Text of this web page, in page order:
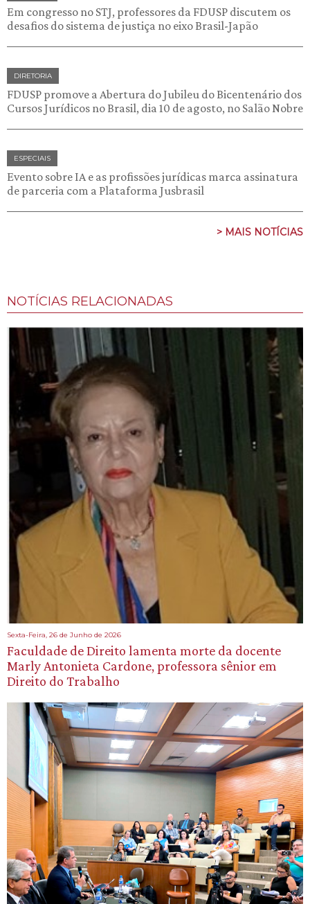
Em congresso no STJ, professores da FDUSP discutem os
desafios do sistema de justiça no eixo Brasil-Japão
DIRETORIA
FDUSP promove a Abertura do Jubileu do Bicentenário dos
Cursos Jurídicos no Brasil, dia 10 de agosto, no Salão Nobre
ESPECIAIS
Evento sobre IA e as profissões jurídicas marca assinatura
de parceria com a Plataforma Jusbrasil
> MAIS NOTÍCIAS
NOTÍCIAS RELACIONADAS
Sexta-Feira, 26 de Junho de 2026
Faculdade de Direito lamenta morte da docente
Marly Antonieta Cardone, professora sênior em
Direito do Trabalho